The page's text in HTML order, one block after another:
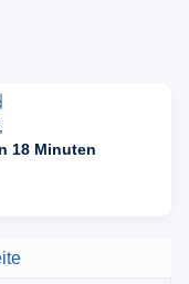
18 Minuten